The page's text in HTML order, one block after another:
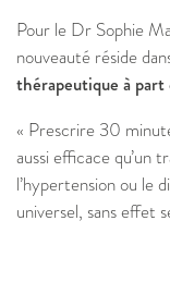
Pour le Dr Sophie
nouveauté réside
thérapeutique à
« Prescrire 30
aussi efficace
l’hypertension ou le
universel, sans effet